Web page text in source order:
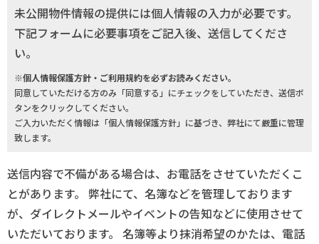
未公開物件情報の提供には個人情報の入力が必要です。
下記フォームに必要事項をご記入後、送信してくださ
い。
※個人情報保護方針・ご利用規約を必ずお読みください。
同意していただける方のみ「同意する」にチェックをしていただき、送信ボ
タンをクリックしてください。
ご入力いただく情報は「個人情報保護方針」に基づき、弊社にて厳重に管理
致します。
送信内容で不備がある場合は、お電話をさせていただくこ
とがあります。 弊社にて、名簿などを管理しております
が、ダイレクトメールやイベントの告知などに使用させて
いただいております。 名簿等より抹消希望のかたは、電話